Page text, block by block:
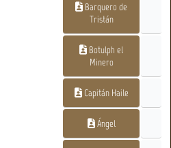
Barquero de
Tristán
Botulph el
Minero
Capitán Haile
Ángel